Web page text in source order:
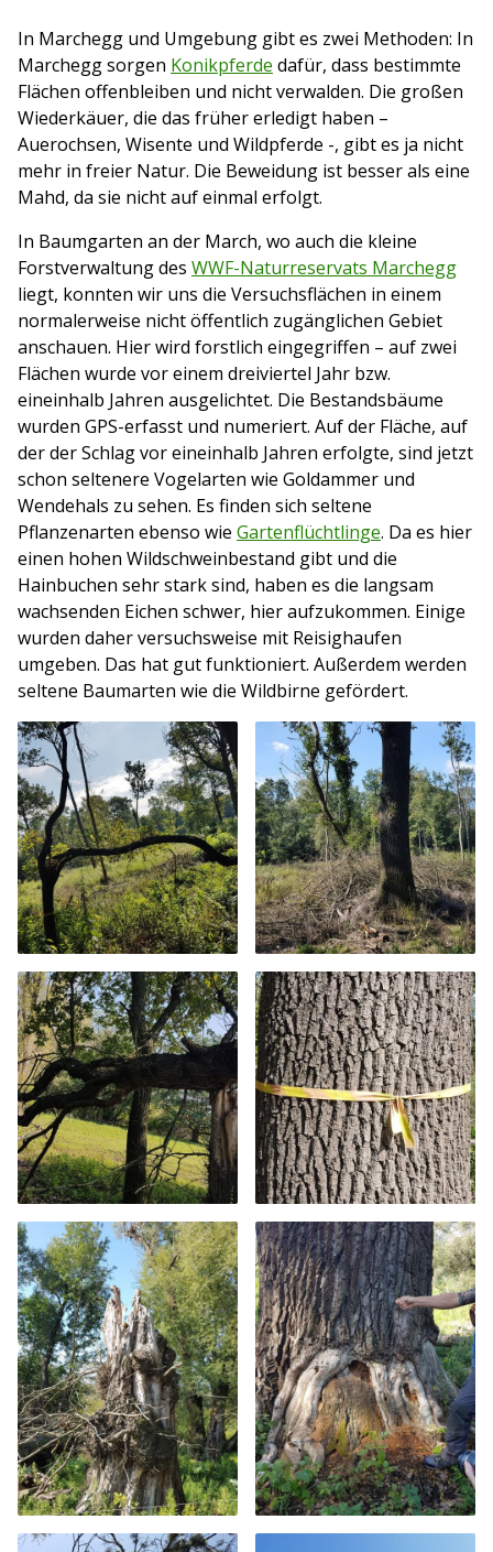
In Marchegg und Umgebung gibt es zwei Methoden: In
Marchegg sorgen Konikpferde dafür, dass bestimmte
Flächen offenbleiben und nicht verwalden. Die großen
Wiederkäuer, die das früher erledigt haben –
Auerochsen, Wisente und Wildpferde -, gibt es ja nicht
mehr in freier Natur. Die Beweidung ist besser als eine
Mahd, da sie nicht auf einmal erfolgt.
In Baumgarten an der March, wo auch die kleine
Forstverwaltung des WWF-Naturreservats Marchegg
liegt, konnten wir uns die Versuchsflächen in einem
normalerweise nicht öffentlich zugänglichen Gebiet
anschauen. Hier wird forstlich eingegriffen – auf zwei
Flächen wurde vor einem dreiviertel Jahr bzw.
eineinhalb Jahren ausgelichtet. Die Bestandsbäume
wurden GPS-erfasst und numeriert. Auf der Fläche, auf
der der Schlag vor eineinhalb Jahren erfolgte, sind jetzt
schon seltenere Vogelarten wie Goldammer und
Wendehals zu sehen. Es finden sich seltene
Pflanzenarten ebenso wie Gartenflüchtlinge. Da es hier
einen hohen Wildschweinbestand gibt und die
Hainbuchen sehr stark sind, haben es die langsam
wachsenden Eichen schwer, hier aufzukommen. Einige
wurden daher versuchsweise mit Reisighaufen
umgeben. Das hat gut funktioniert. Außerdem werden
seltene Baumarten wie die Wildbirne gefördert.